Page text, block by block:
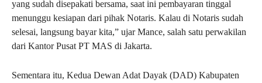
yang sudah disepakati bersama, saat ini pembayaran tinggal
menunggu kesiapan dari pihak Notaris. Kalau di Notaris sudah
selesai, langsung bayar kita,” ujar Mance, salah satu perwakilan
dari Kantor Pusat PT MAS di Jakarta.
Sementara itu, Kedua Dewan Adat Dayak (DAD) Kabupaten